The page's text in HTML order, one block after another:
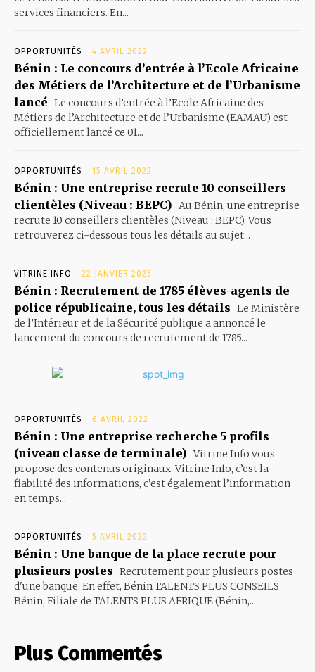
services financiers. En...
OPPORTUNITÉS 4 AVRIL 2022
Bénin : Le concours d’entrée à l’Ecole Africaine
des Métiers de l’Architecture et de l’Urbanisme
lancé Le concours d’entrée à l’Ecole Africaine des
Métiers de l’Architecture et de l’Urbanisme (EAMAU) est
officiellement lancé ce 01...
OPPORTUNITÉS 15 AVRIL 2022
Bénin : Une entreprise recrute 10 conseillers
clientèles (Niveau : BEPC)
Au Bénin, une entreprise
recrute 10 conseillers clientèles (Niveau : BEPC). Vous
retrouverez ci-dessous tous les détails au sujet...
VITRINE INFO 22 JANVIER 2025
Bénin : Recrutement de 1785 élèves-agents de
police républicaine, tous les détails Le Ministère
de l’Intérieur et de la Sécurité publique a annoncé le
lancement du concours de recrutement de 1785...
OPPORTUNITÉS 6 AVRIL 2022
Bénin : Une entreprise recherche 5 profils
(niveau classe de terminale) Vitrine Info vous
propose des contenus originaux. Vitrine Info, c’est la
fiabilité des informations, c’est également l’information
en temps...
OPPORTUNITÉS 5 AVRIL 2022
Bénin : Une banque de la place recrute pour
plusieurs postes Recrutement pour plusieurs postes
d'une banque. En effet, Bénin TALENTS PLUS CONSEILS
Bénin, Filiale de TALENTS PLUS AFRIQUE (Bénin,...
Plus Commentés